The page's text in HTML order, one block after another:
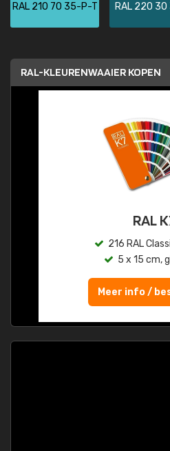
RAL 210 70 35-P-T RAL 220
RAL-KLEURENWAAIER KOPEN
RAL
216 RAL
5 x 15 cm,
Meer info /